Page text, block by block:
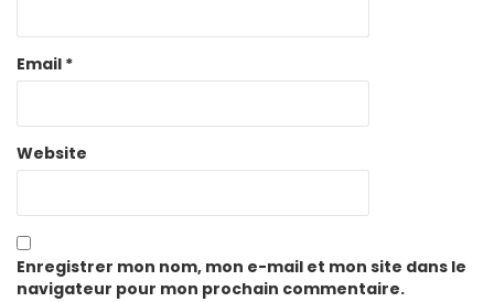
Email *
Website
Enregistrer mon nom, mon e-mail et mon site dans le
navigateur pour mon prochain commentaire.